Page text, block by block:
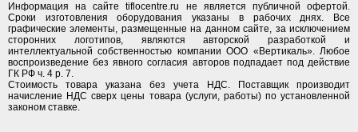
Информация на сайте tiflocentre.ru не является публичной офертой.
Сроки изготовления оборудования указаны в рабочих днях. Все
графические элементы, размещенные на данном сайте, за исключением
сторонних логотипов, являются авторской разработкой и
интеллектуальной собственностью компании ООО «Вертикаль». Любое
воспроизведение без явного согласия авторов подпадает под действие
ГК РФ ч. 4 р. 7.
Стоимость товара указана без учета НДС. Поставщик производит
начисление НДС сверх цены товара (услуги, работы) по установленной
законом ставке.